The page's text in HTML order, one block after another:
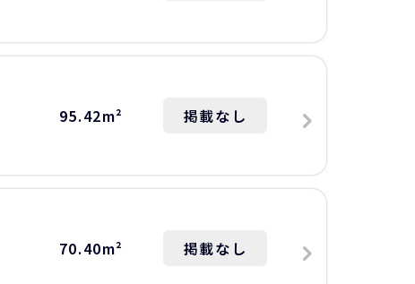
95.42m² 掲載なし
70.40m² 掲載なし